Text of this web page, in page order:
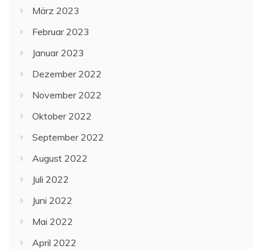
März 2023
Februar 2023
Januar 2023
Dezember 2022
November 2022
Oktober 2022
September 2022
August 2022
Juli 2022
Juni 2022
Mai 2022
April 2022